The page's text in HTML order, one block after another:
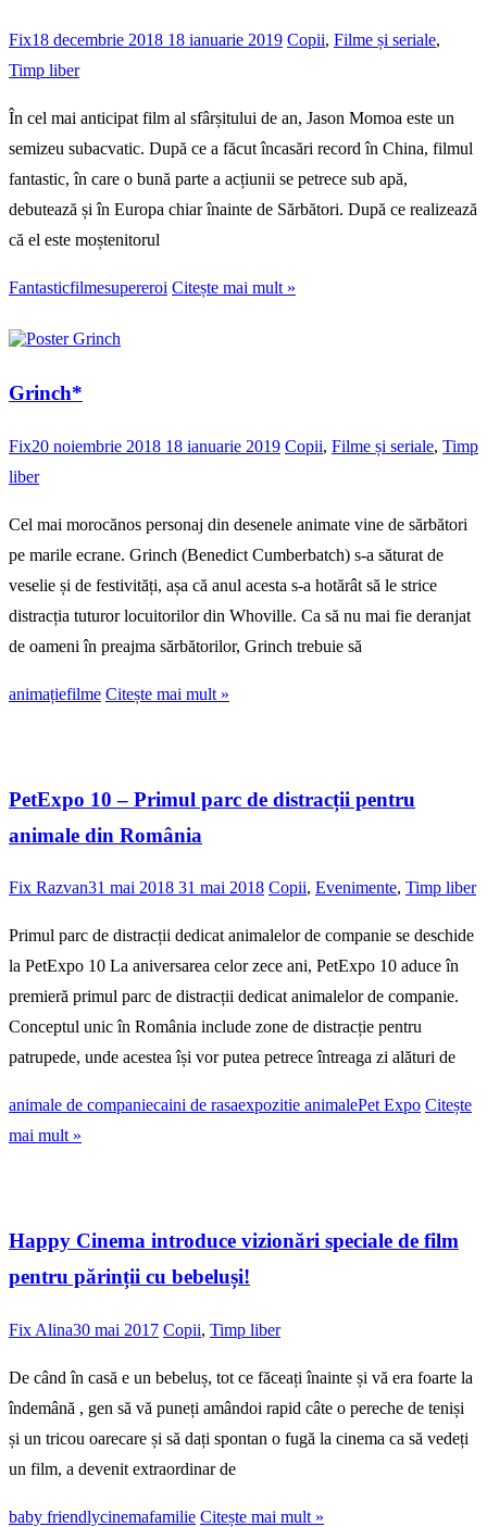
Fix18 decembrie 2018 18 ianuarie 2019 Copii, Filme și seriale,
Timp liber
În cel mai anticipat film al sfârșitului de an, Jason Momoa este un
semizeu subacvatic. După ce a făcut încasări record în China, filmul
fantastic, în care o bună parte a acțiunii se petrece sub apă,
debutează și în Europa chiar înainte de Sărbători. După ce realizează
că el este moștenitorul
Fantasticfilmesupereroi Citește mai mult »
Grinch*
Fix20 noiembrie 2018 18 ianuarie 2019 Copii, Filme și seriale, Timp
liber
Cel mai morocănos personaj din desenele animate vine de sărbători
pe marile ecrane. Grinch (Benedict Cumberbatch) s-a săturat de
veselie și de festivități, așa că anul acesta s-a hotărât să le strice
distracția tuturor locuitorilor din Whoville. Ca să nu mai fie deranjat
de oameni în preajma sărbătorilor, Grinch trebuie să
animațiefilme Citește mai mult »
PetExpo 10 – Primul parc de distracții pentru
animale din România
Fix Razvan31 mai 2018 31 mai 2018 Copii, Evenimente, Timp liber
Primul parc de distracții dedicat animalelor de companie se deschide
la PetExpo 10 La aniversarea celor zece ani, PetExpo 10 aduce în
premieră primul parc de distracții dedicat animalelor de companie.
Conceptul unic în România include zone de distracție pentru
patrupede, unde acestea își vor putea petrece întreaga zi alături de
animale de companiecaini de rasaexpozitie animalePet Expo Citește
mai mult »
Happy Cinema introduce vizionări speciale de film
pentru părinții cu bebeluși!
Fix Alina30 mai 2017 Copii, Timp liber
De când în casă e un bebeluș, tot ce făceați înainte și vă era foarte la
îndemână , gen să vă puneți amândoi rapid câte o pereche de teniși
și un tricou oarecare și să dați spontan o fugă la cinema ca să vedeți
un film, a devenit extraordinar de
baby friendlycinemafamilie Citește mai mult »